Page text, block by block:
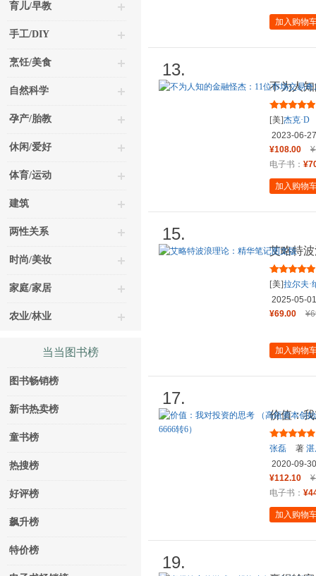
育儿/早教
手工/DIY
烹饪/美食
自然科学
孕产/胎教
休闲/爱好
体育/运动
建筑
两性关系
时尚/美妆
家庭/家居
农业/林业
当当图书榜
图书畅销榜
新书热卖榜
童书榜
热搜榜
好评榜
飙升榜
特价榜
加入购物
13.
不为人
的故事
[美]杰克·D
2023-06-27
¥108.00
电子书：
加入购物
15.
艾略特
[美]拉尔夫·
著，诸葛金
2025-05-01
¥69.00
加入购物
17.
价值：
兼首席
张磊 著
2020-09-30
¥112.10
电子书：
加入购物
19.